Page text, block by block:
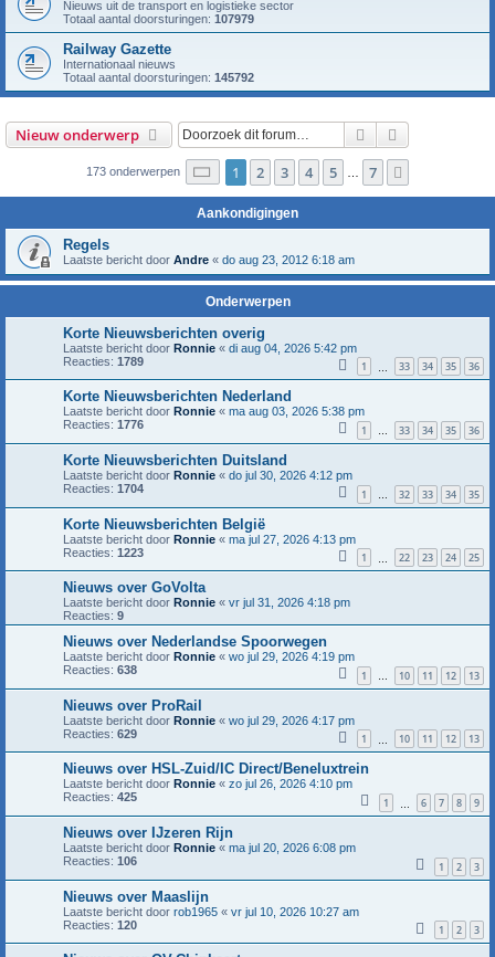
Nieuws uit de transport en logistieke sector
Totaal aantal doorsturingen: 107979
Railway Gazette
Internationaal nieuws
Totaal aantal doorsturingen: 145792
Nieuw onderwerp Zoek
173 onderwerpen Pagina van 7
1 2 3 4 5 7
Aankondigingen
Regels
Laatste bericht door Andre « do aug 23, 2012 6:18 am
Onderwerpen
Korte Nieuwsberichten overig
Laatste bericht door Ronnie « di aug 04, 2026 5:42 pm
Reacties: 1789 1 33 34 35 36
Korte Nieuwsberichten Nederland
Laatste bericht door Ronnie « ma aug 03, 2026 5:38 pm
Reacties: 1776 1 … 33 34 35 36
Korte Nieuwsberichten Duitsland
Laatste bericht door Ronnie « do jul 30, 2026 4:12 pm
Reacties: 1704 1 32 33 34 35
Korte Nieuwsberichten België
Laatste bericht door Ronnie « ma jul 27, 2026 4:13 pm
Reacties: 1223 1 22 23 24 25
Nieuws over GoVolta
Laatste bericht door Ronnie « vr jul 31, 2026 4:18 pm
Reacties: 9
Nieuws over Nederlandse Spoorwegen
Laatste bericht door Ronnie « wo jul 29, 2026 4:19 pm
Reacties: 638 1 … 10 11 12 13
Nieuws over ProRail
Laatste bericht door Ronnie « wo jul 29, 2026 4:17 pm
Reacties: 629 1 10 11 12 13
Nieuws over HSL-Zuid/IC Direct/Beneluxtrein
Laatste bericht door Ronnie « zo jul 26, 2026 4:10 pm
Reacties: 425 1 6 7 8 9
Nieuws over IJzeren Rijn
Laatste bericht door Ronnie « ma jul 20, 2026 6:08 pm
Reacties: 106 1 2 3
Nieuws over Maaslijn
Laatste bericht door rob1965 « vr jul 10, 2026 10:27 am
Reacties: 120 1 2 3